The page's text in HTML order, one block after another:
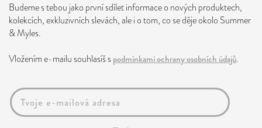
Budeme s tebou jako první sdílet informace o nových produktech,
kolekcích, exkluzivních slevách, ale i o tom, co se děje okolo Summer
& Myles.
Vložením e-mailu souhlasíš spodmínkami ochrany osobních údajů.